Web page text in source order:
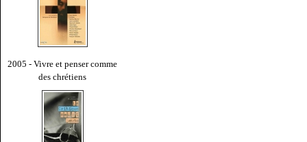
2005 - Vivre et penser comme
des chrétiens